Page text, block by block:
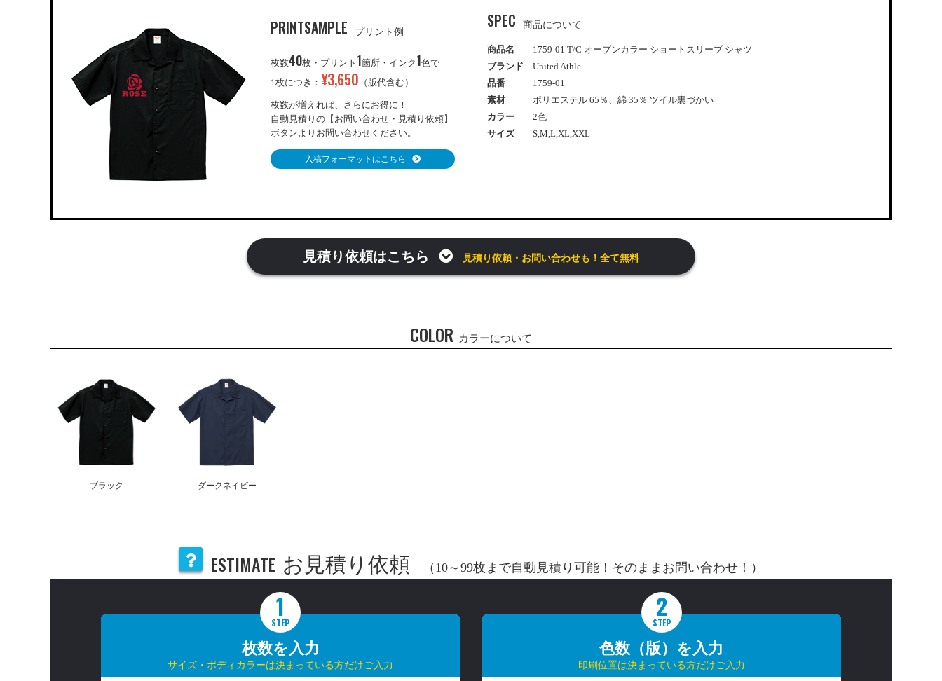
PRINTSAMPLE プリント例
枚数40枚・プリント 1箇所・インク 1色で
1枚につき： ¥3,650 （版代含む）
枚数が増えれば、さらにお得に！
自動見積りの【お問い合わせ・見積り依頼】
ボタンよりお問い合わせください。
入稿フォーマットはこちら
SPEC 商品について
商品名
1759-01 T/C オープンカラー ショートスリーブ シャツ
ブランド
United Athle
品番
1759-01
素材
ポリエステル 65％、綿 35％ ツイル裏づかい
カラー
2色
サイズ
S,M,L,XL,XXL
見積り依頼はこちら 見積り依頼・お問い合わせも！全て無料
COLOR カラーについて
ブラック ダークネイビー
ESTIMATE お見積り依頼 （10～99枚まで自動見積り可能！そのままお問い合わせ！）
1
STEP
枚数を入力
サイズ・ボディカラーは決まっている方だけご入力
2
STEP
色数（版）を入力
印刷位置は決まっている方だけご入力